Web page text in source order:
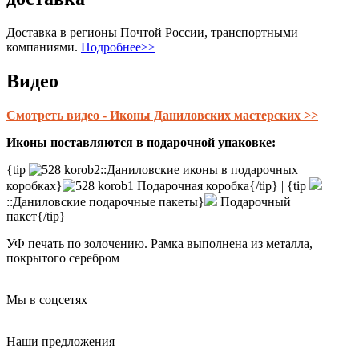
Доставка в регионы Почтой России, транспортными
компаниями. Подробнее>>
Видео
Смотреть видео - Иконы Даниловских мастерских >>
Иконы поставляются в подарочной упаковке:
{tip
::Даниловские иконы в подарочных
коробках}
Подарочная коробка{/tip} | {tip
::Даниловские подарочные пакеты}
Подарочный
пакет{/tip}
УФ печать по золочению. Рамка выполнена из металла,
покрытого серебром
Мы в соцсетях
Наши предложения